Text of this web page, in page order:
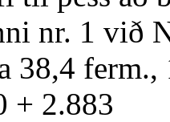
nr. 1 við
38,4 ferm.,
+ 2.883